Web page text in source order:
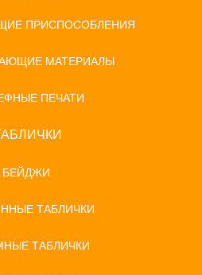
ПРИСПОСОБЛЕНИЯ
МАТЕРИАЛЫ
ПЕЧАТИ
БЕЙДЖИ
ТАБЛИЧКИ
ТАБЛИЧКИ